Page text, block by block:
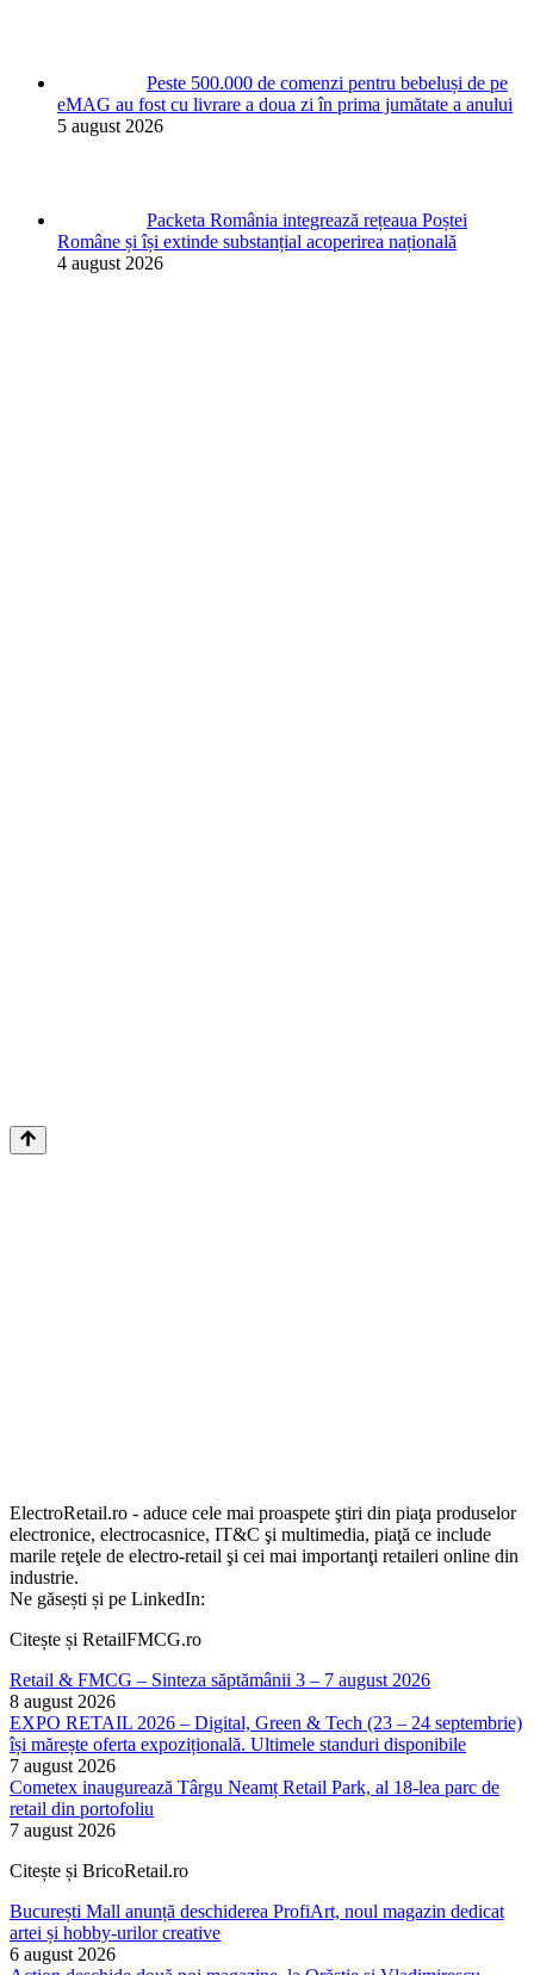
Peste 500.000 de comenzi pentru bebeluși de pe
eMAG au fost cu livrare a doua zi în prima jumătate a anului
5 august 2026
Packeta România integrează rețeaua Poștei
Române și își extinde substanțial acoperirea națională
4 august 2026
ElectroRetail.ro - aduce cele mai proaspete ştiri din piaţa produselor
electronice, electrocasnice, IT&C şi multimedia, piaţă ce include
marile reţele de electro-retail şi cei mai importanţi retaileri online din
industrie.
Ne găsești și pe LinkedIn:
Citește și RetailFMCG.ro
Retail & FMCG – Sinteza săptămânii 3 – 7 august 2026
8 august 2026
EXPO RETAIL 2026 – Digital, Green & Tech (23 – 24 septembrie)
își mărește oferta expozițională. Ultimele standuri disponibile
7 august 2026
Cometex inaugurează Târgu Neamț Retail Park, al 18-lea parc de
retail din portofoliu
7 august 2026
Citește și BricoRetail.ro
București Mall anunță deschiderea ProfiArt, noul magazin dedicat
artei și hobby-urilor creative
6 august 2026